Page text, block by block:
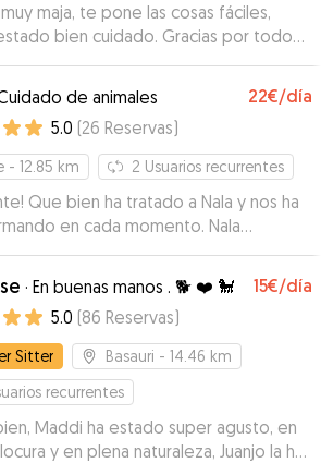
maja, te pone las cosas fáciles,
bien cuidado. Gracias por todo
de animales 22€/día
5.0 (26 Reservas)
- 12.85 km 2 Usuarios recurrentes
Que bien ha tratado a Nala y nos ha
en cada momento. Nala
y agotada de tanto jugar!”
· En buenas manos . 🐕 ❤️ 🐩 15€/día
5.0 (86 Reservas)
Sitter Basauri - 14.46 km
recurrentes
Maddi ha estado super agusto, en
y en plena naturaleza, Juanjo la ha